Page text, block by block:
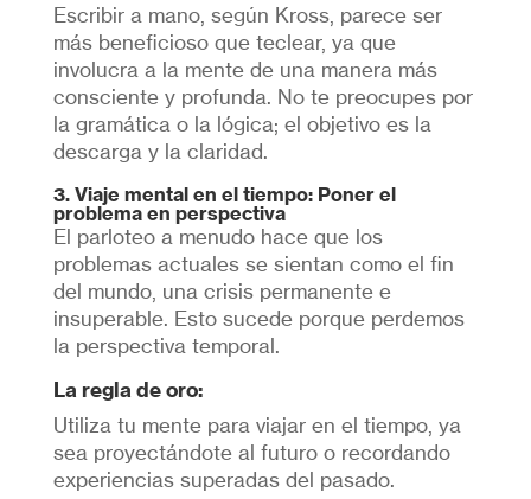
Escribir a mano, según Kross, parece ser
más beneficioso que teclear, ya que
involucra a la mente de una manera más
consciente y profunda. No te preocupes por
la gramática o la lógica; el objetivo es la
descarga y la claridad.
3. Viaje mental en el tiempo: Poner el
problema en perspectiva
El parloteo a menudo hace que los
problemas actuales se sientan como el fin
del mundo, una crisis permanente e
insuperable. Esto sucede porque perdemos
la perspectiva temporal.
La regla de oro:
Utiliza tu mente para viajar en el tiempo, ya
sea proyectándote al futuro o recordando
experiencias superadas del pasado.